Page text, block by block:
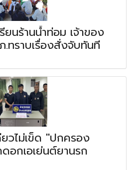
ยนร้านน้ำท่อม เจ้าของ
ทราบเรื่องสั่งจับทันที
วไม่เข็ด "ปกครอง
อกเอเย่นต์ยานรก